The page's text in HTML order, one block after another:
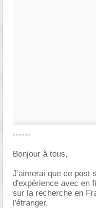
------
Bonjour à tous,
J'aimerai que ce post
d'expèrience avec en
sur la recherche en
l'étranger.